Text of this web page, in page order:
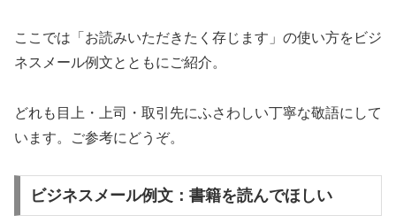
ここでは「お読みいただきたく存じます」の使い方をビジ
ネスメール例文とともにご紹介。
どれも目上・上司・取引先にふさわしい丁寧な敬語にして
います。ご参考にどうぞ。
ビジネスメール例文：書籍を読んでほしい